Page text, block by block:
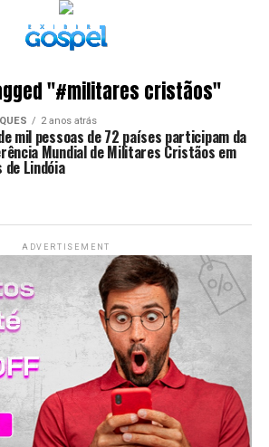
"#militares cristãos"
2 anos atrás
mil pessoas de 72 países participam da
Mundial de Militares Cristãos em
de Lindóia
ADVERTISEMENT